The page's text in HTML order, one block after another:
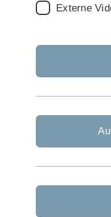
17:00 Uhr
Uhr
Externe